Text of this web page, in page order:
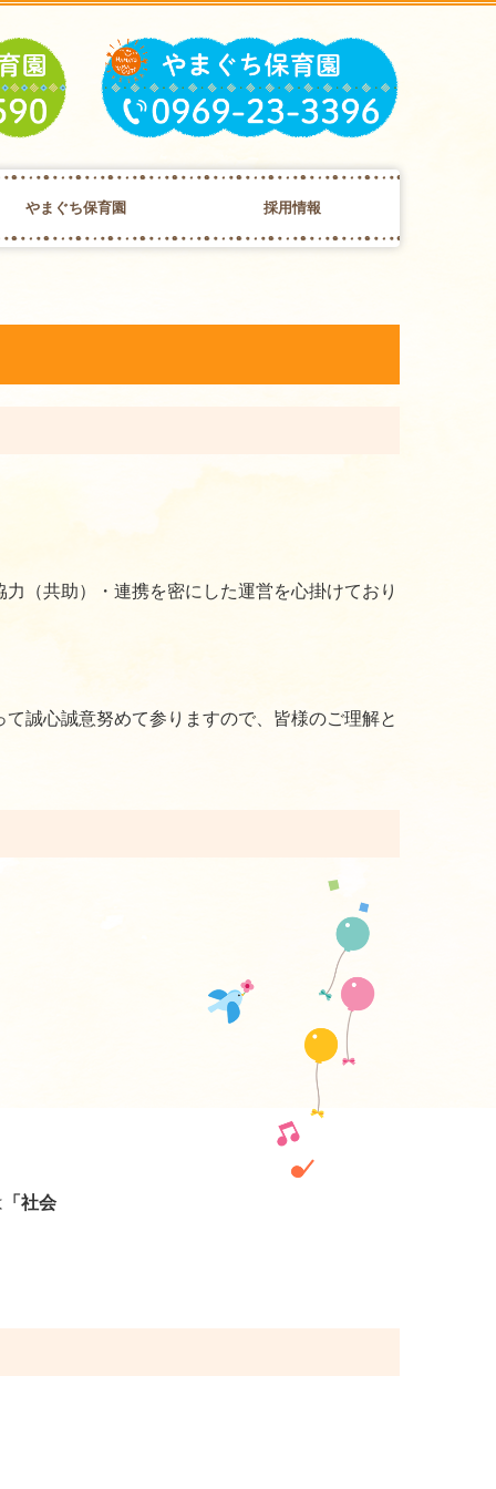
やまぐち保育園 採用情報
（共助）・連携を密にした運営を心掛けており
誠心誠意努めて参りますので、皆様のご理解と
「社会